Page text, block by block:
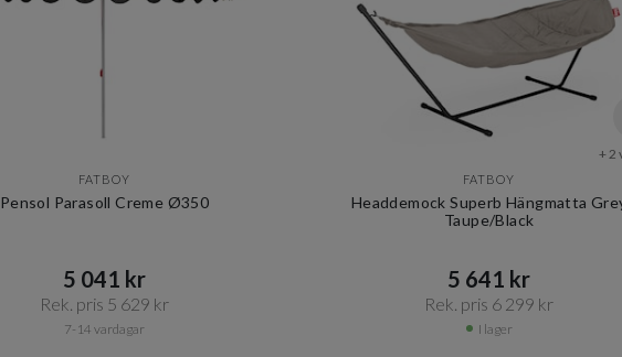
FATBOY
Pensol Parasoll Creme Ø350
5 041 kr​​
Rek. pris 5 629 kr​​
7-14 vardagar
+ 2
FATBOY
Headdemock Superb Hängmatta
Taupe/Black
5 641 kr​​
Rek. pris 6 299 kr​​
I lager